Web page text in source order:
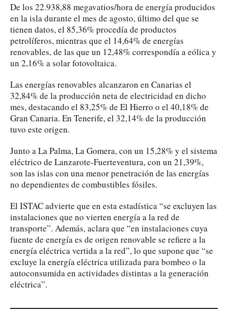
De los 22.938,88 megavatios/hora de energía producidos
en la isla durante el mes de agosto, último del que se
tienen datos, el 85,36% procedía de productos
petrolíferos, mientras que el 14,64% de energías
renovables, de las que un 12,48% correspondía a eólica y
un 2,16% a solar fotovoltaica.
Las energías renovables alcanzaron en Canarias el
32,84% de la producción neta de electricidad en dicho
mes, destacando el 83,25% de El Hierro o el 40,18% de
Gran Canaria. En Tenerife, el 32,14% de la producción
tuvo este origen.
Junto a La Palma, La Gomera, con un 15,28% y el sistema
eléctrico de Lanzarote-Fuerteventura, con un 21,39%,
son las islas con una menor penetración de las energías
no dependientes de combustibles fósiles.
El ISTAC advierte que en esta estadística “se excluyen las
instalaciones que no vierten energía a la red de
transporte”. Además, aclara que “en instalaciones cuya
fuente de energía es de origen renovable se refiere a la
energía eléctrica vertida a la red”, lo que supone que “se
excluye la energía eléctrica utilizada para bombeo o la
autoconsumida en actividades distintas a la generación
eléctrica”.